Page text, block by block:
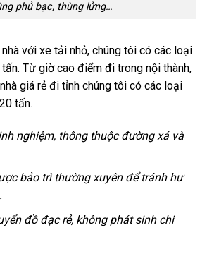
phủ bạc, thùng lửng…
với xe tải nhỏ, chúng tôi có các loại
Từ giờ cao điểm đi trong nội thành,
giá rẻ đi tỉnh chúng tôi có các loại
tấn.
nghiệm, thông thuộc đường xá và
bảo trì thường xuyên để tránh hư
đồ đạc rẻ, không phát sinh chi